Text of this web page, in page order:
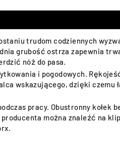
trudom codziennych
grubość ostrza zapewnia
nóż do pasa.
i pogodowych.
wskazującego, dzięki
pracy. Obustronny kołek
można znaleźć na